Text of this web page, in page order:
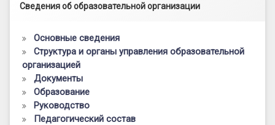
Сведения об образовательной организации
Основные сведения
Структура и органы управления образовательной
организацией
Документы
Образование
Руководство
Педагогический состав